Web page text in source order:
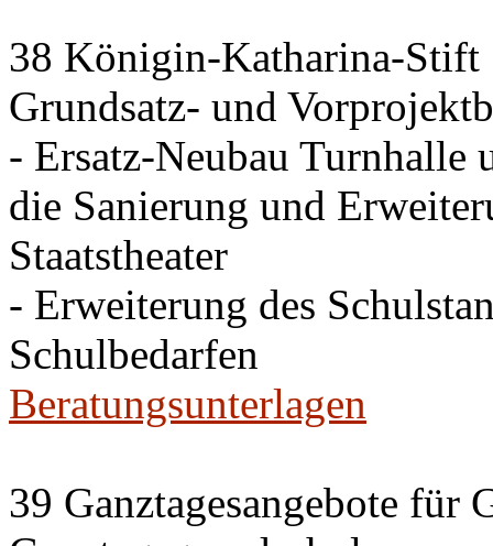
38 Königin-Katharina-Stift
Grundsatz- und
- Ersatz-Neubau Turnhalle
die Sanierung und
Staatstheater
- Erweiterung des
Schulbedarfen
Beratungsunterlagen
39 Ganztagesangebote für